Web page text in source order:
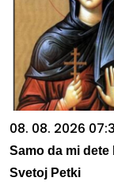
08. 08. 2026
Samo da mi
Svetoj Petki